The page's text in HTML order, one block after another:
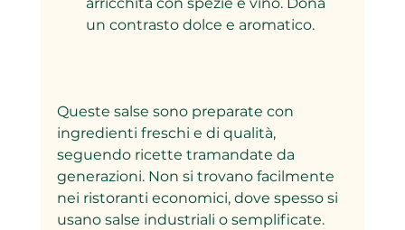
un contrasto dolce e aromatico.
Queste salse sono preparate con
ingredienti freschi e di qualità,
seguendo ricette tramandate da
generazioni. Non si trovano facilmente
nei ristoranti economici, dove spesso si
usano salse industriali o semplificate.